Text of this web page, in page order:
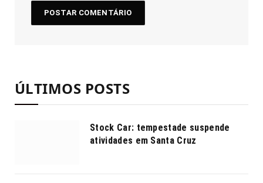
ÚLTIMOS POSTS
Stock Car: tempestade suspende
atividades em Santa Cruz